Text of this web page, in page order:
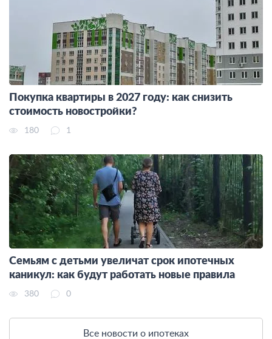
Покупка квартиры в 2027 году: как снизить
стоимость новостройки?
180 1
Семьям с детьми увеличат срок ипотечных
каникул: как будут работать новые правила
380 0
Все новости о ипотеках